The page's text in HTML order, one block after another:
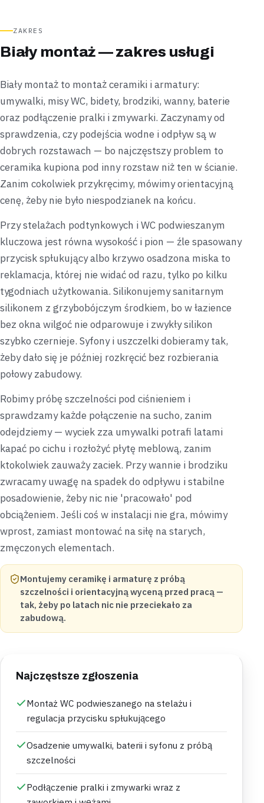
ZAKRES
Biały montaż — zakres usługi
Biały montaż to montaż ceramiki i armatury:
umywalki, misy WC, bidety, brodziki, wanny, baterie
oraz podłączenie pralki i zmywarki. Zaczynamy od
sprawdzenia, czy podejścia wodne i odpływ są w
dobrych rozstawach — bo najczęstszy problem to
ceramika kupiona pod inny rozstaw niż ten w ścianie.
Zanim cokolwiek przykręcimy, mówimy orientacyjną
cenę, żeby nie było niespodzianek na końcu.
Przy stelażach podtynkowych i WC podwieszanym
kluczowa jest równa wysokość i pion — źle spasowany
przycisk spłukujący albo krzywo osadzona miska to
reklamacja, której nie widać od razu, tylko po kilku
tygodniach użytkowania. Silikonujemy sanitarnym
silikonem z grzybobójczym środkiem, bo w łazience
bez okna wilgoć nie odparowuje i zwykły silikon
szybko czernieje. Syfony i uszczelki dobieramy tak,
żeby dało się je później rozkręcić bez rozbierania
połowy zabudowy.
Robimy próbę szczelności pod ciśnieniem i
sprawdzamy każde połączenie na sucho, zanim
odejdziemy — wyciek zza umywalki potrafi latami
kapać po cichu i rozłożyć płytę meblową, zanim
ktokolwiek zauważy zaciek. Przy wannie i brodziku
zwracamy uwagę na spadek do odpływu i stabilne
posadowienie, żeby nic nie 'pracowało' pod
obciążeniem. Jeśli coś w instalacji nie gra, mówimy
wprost, zamiast montować na siłę na starych,
zmęczonych elementach.
Montujemy ceramikę i armaturę z próbą
szczelności i orientacyjną wyceną przed pracą —
tak, żeby po latach nic nie przeciekało za
zabudową.
Najczęstsze zgłoszenia
Montaż WC podwieszanego na stelażu i
regulacja przycisku spłukującego
Osadzenie umywalki, baterii i syfonu z próbą
szczelności
Podłączenie pralki i zmywarki wraz z